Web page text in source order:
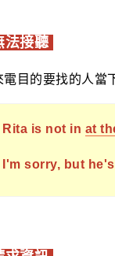
法接聽
電目的要找的人當
Rita is not in at
I'm sorry, but